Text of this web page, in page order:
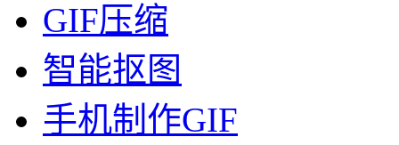
GIF压缩
智能抠图
手机制作GIF